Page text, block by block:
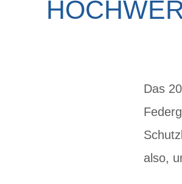
Das
also,